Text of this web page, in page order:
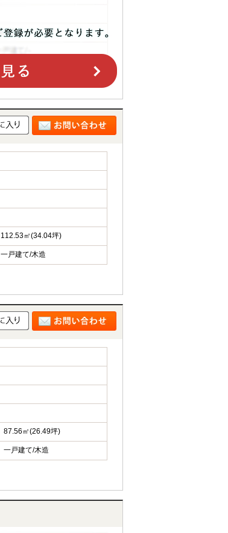
112.53㎡(34.04坪)
一戸建て/木造
87.56㎡(26.49坪)
一戸建て/木造